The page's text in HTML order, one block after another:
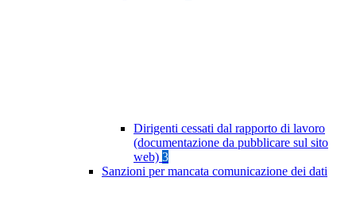
Dirigenti cessati dal rapporto di lavoro
(documentazione da pubblicare sul sito
web) 3
Sanzioni per mancata comunicazione dei dati